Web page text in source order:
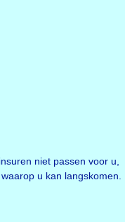
niet passen voor u,
u kan langskomen.